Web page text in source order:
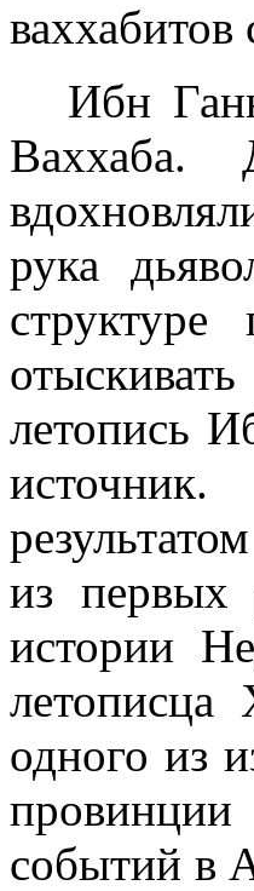
Ибн
Ваххаба.
рука
структуре
летопись
из
истории
летописца
одного из
событий в